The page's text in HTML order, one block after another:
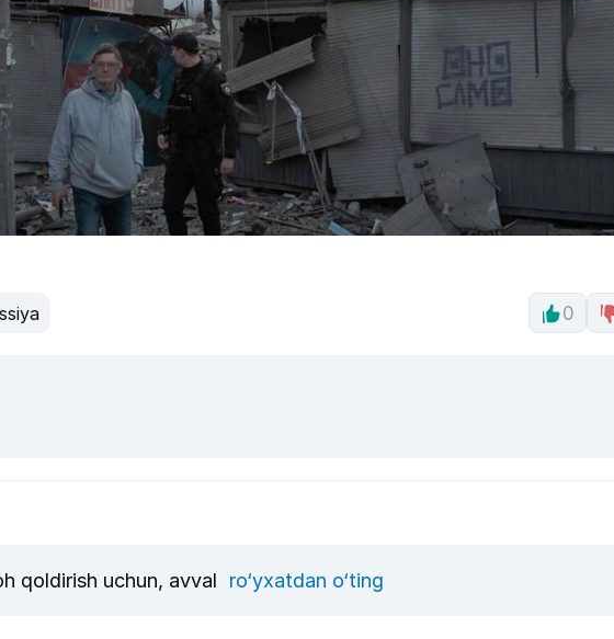
0
qoldirish uchun, avval ro‘yxatdan o‘ting